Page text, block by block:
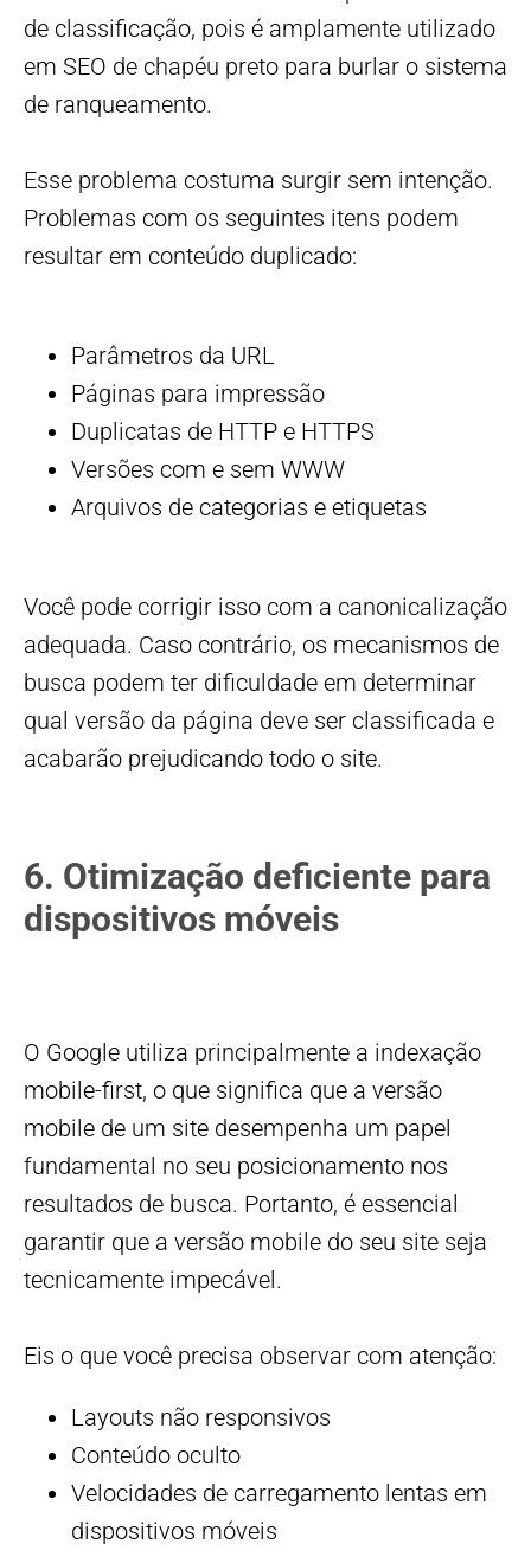
de classificação, pois é amplamente utilizado
em SEO de chapéu preto para burlar o sistema
de ranqueamento.
Esse problema costuma surgir sem intenção.
Problemas com os seguintes itens podem
resultar em conteúdo duplicado:
Parâmetros da URL
Páginas para impressão
Duplicatas de HTTP e HTTPS
Versões com e sem WWW
Arquivos de categorias e etiquetas
Você pode corrigir isso com a canonicalização
adequada. Caso contrário, os mecanismos de
busca podem ter dificuldade em determinar
qual versão da página deve ser classificada e
acabarão prejudicando todo o site.
6. Otimização deficiente para
dispositivos móveis
O Google utiliza principalmente a indexação
mobile-first, o que significa que a versão
mobile de um site desempenha um papel
fundamental no seu posicionamento nos
resultados de busca. Portanto, é essencial
garantir que a versão mobile do seu site seja
tecnicamente impecável.
Eis o que você precisa observar com atenção:
Layouts não responsivos
Conteúdo oculto
Velocidades de carregamento lentas em
dispositivos móveis